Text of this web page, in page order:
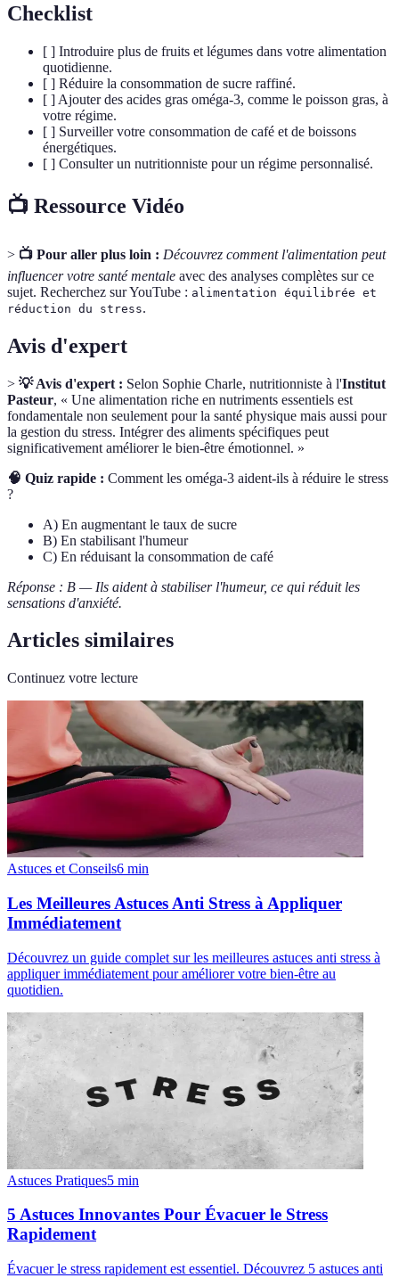
Checklist
[ ] Introduire plus de fruits et légumes dans votre alimentation
quotidienne.
[ ] Réduire la consommation de sucre raffiné.
[ ] Ajouter des acides gras oméga-3, comme le poisson gras, à
votre régime.
[ ] Surveiller votre consommation de café et de boissons
énergétiques.
[ ] Consulter un nutritionniste pour un régime personnalisé.
📺 Ressource Vidéo
> 📺 Pour aller plus loin : Découvrez comment l'alimentation peut
influencer votre santé mentale avec des analyses complètes sur ce
sujet. Recherchez sur YouTube : alimentation équilibrée et
réduction du stress.
Avis d'expert
> 💡 Avis d'expert : Selon Sophie Charle, nutritionniste à l'Institut
Pasteur, « Une alimentation riche en nutriments essentiels est
fondamentale non seulement pour la santé physique mais aussi pour
la gestion du stress. Intégrer des aliments spécifiques peut
significativement améliorer le bien-être émotionnel. »
🧠 Quiz rapide : Comment les oméga-3 aident-ils à réduire le stress
?
A) En augmentant le taux de sucre
B) En stabilisant l'humeur
C) En réduisant la consommation de café
Réponse : B — Ils aident à stabiliser l'humeur, ce qui réduit les
sensations d'anxiété.
Articles similaires
Continuez votre lecture
Astuces et Conseils6 min
Les Meilleures Astuces Anti Stress à Appliquer
Immédiatement
Découvrez un guide complet sur les meilleures astuces anti stress à
appliquer immédiatement pour améliorer votre bien-être au
quotidien.
Astuces Pratiques5 min
5 Astuces Innovantes Pour Évacuer le Stress
Rapidement
Évacuer le stress rapidement est essentiel. Découvrez 5 astuces anti